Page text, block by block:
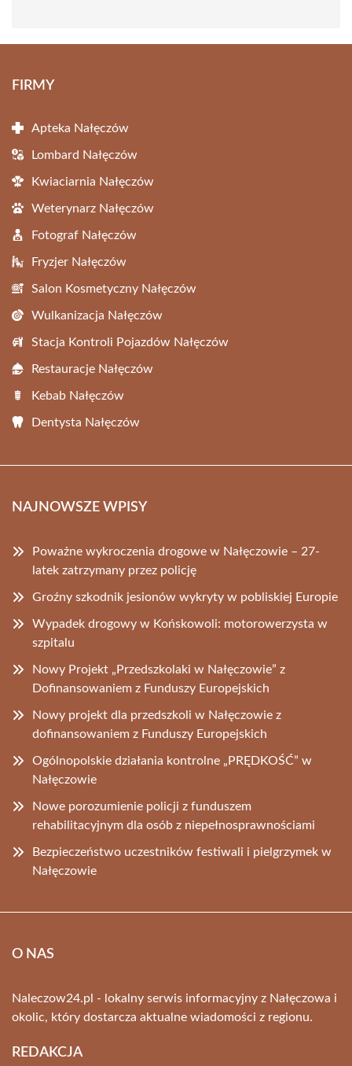
FIRMY
Apteka Nałęczów
Lombard Nałęczów
Kwiaciarnia Nałęczów
Weterynarz Nałęczów
Fotograf Nałęczów
Fryzjer Nałęczów
Salon Kosmetyczny Nałęczów
Wulkanizacja Nałęczów
Stacja Kontroli Pojazdów Nałęczów
Restauracje Nałęczów
Kebab Nałęczów
Dentysta Nałęczów
NAJNOWSZE WPISY
Poważne wykroczenia drogowe w Nałęczowie – 27-
latek zatrzymany przez policję
Groźny szkodnik jesionów wykryty w pobliskiej Europie
Wypadek drogowy w Końskowoli: motorowerzysta w
szpitalu
Nowy Projekt „Przedszkolaki w Nałęczowie” z
Dofinansowaniem z Funduszy Europejskich
Nowy projekt dla przedszkoli w Nałęczowie z
dofinansowaniem z Funduszy Europejskich
Ogólnopolskie działania kontrolne „PRĘDKOŚĆ” w
Nałęczowie
Nowe porozumienie policji z funduszem
rehabilitacyjnym dla osób z niepełnosprawnościami
Bezpieczeństwo uczestników festiwali i pielgrzymek w
Nałęczowie
O NAS
Naleczow24.pl - lokalny serwis informacyjny z Nałęczowa i
okolic, który dostarcza aktualne wiadomości z regionu.
REDAKCJA